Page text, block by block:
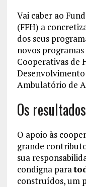
Vai caber ao
(FFH) a
dos seus
novos
Cooperativas de
Ambulatório de
Os
O apoio às
grande
sua
condigna para
construídos, um